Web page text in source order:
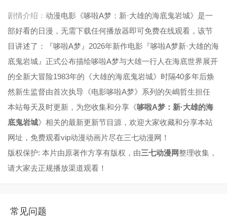
剧情介绍： 动漫电影《哆啦A梦：新·大雄的海底鬼岩城》是一
部好看的日漫，无需下载任何播放器即可免费在线观看，该节
目讲述了：『哆啦A梦』2026年新作电影『哆啦A梦新·大雄的海
底鬼岩城』正式公布描绘哆啦A梦与大雄一行人在海底世界展开
的全新大冒险1983年的《大雄的海底鬼岩城》时隔40多年后焕
然新生监督由首次执导《电影哆啦A梦》系列的矢嶋哲生担任
本站每天及时更新，为您收集和分享《哆啦A梦：新·大雄的海
底鬼岩城》相关的最新更新节目源，欢迎大家收藏和分享本站
网址，免费观看vip动漫动画片尽在三七动漫网！
版权保护: 本片由原著作方享有版权，由三七动漫网整理收集，
请大家去正规播放渠道观看！
常见问题